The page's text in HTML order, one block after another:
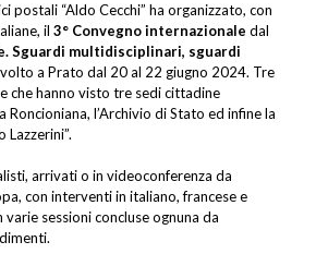
postali “Aldo Cecchi” ha organizzato, con
il 3° Convegno internazionale dal
Sguardi multidisciplinari, sguardi
a Prato dal 20 al 22 giugno 2024. Tre
che hanno visto tre sedi cittadine
l’Archivio di Stato ed infine la
Lazzerini”.
arrivati o in videoconferenza da
con interventi in italiano, francese e
sessioni concluse ognuna da